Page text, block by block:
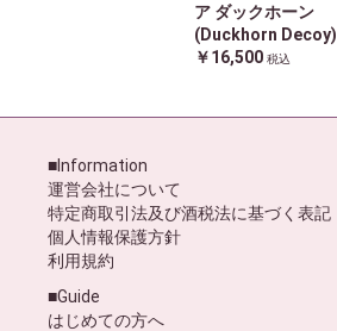
ア ダックホーン
(Duckhorn Decoy)
￥16,500 税込
■Information
運営会社について
特定商取引法及び酒税法に基づく表記
個人情報保護方針
利用規約
■Guide
はじめての方へ